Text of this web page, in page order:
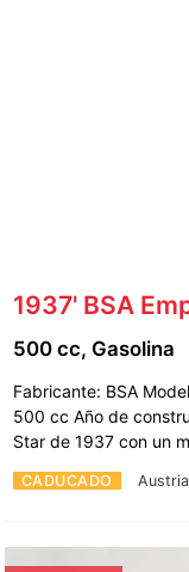
1937' BSA
CADUCADO
500 cc, Gasolina
Fabricante: BSA
500 cc Año de
Star de 1937 con un